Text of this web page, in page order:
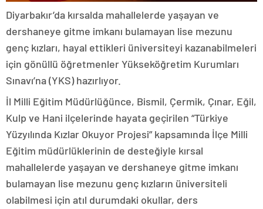
Diyarbakır’da kırsalda mahallelerde yaşayan ve
dershaneye gitme imkanı bulamayan lise mezunu
genç kızları, hayal ettikleri üniversiteyi kazanabilmeleri
için gönüllü öğretmenler Yükseköğretim Kurumları
Sınavı’na (YKS) hazırlıyor.
İl Milli Eğitim Müdürlüğünce, Bismil, Çermik, Çınar, Eğil,
Kulp ve Hani ilçelerinde hayata geçirilen “Türkiye
Yüzyılında Kızlar Okuyor Projesi” kapsamında İlçe Milli
Eğitim müdürlüklerinin de desteğiyle kırsal
mahallelerde yaşayan ve dershaneye gitme imkanı
bulamayan lise mezunu genç kızların üniversiteli
olabilmesi için atıl durumdaki okullar, ders